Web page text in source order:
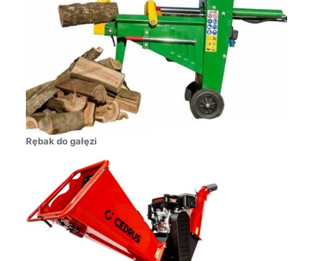
Rębak do gałęzi